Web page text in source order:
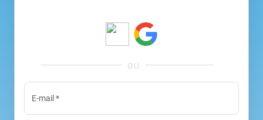
E-mail *